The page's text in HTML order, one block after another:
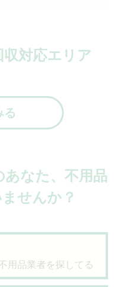
対応エリア
る
なた、 不用品
せんか？
用品業者を探してる